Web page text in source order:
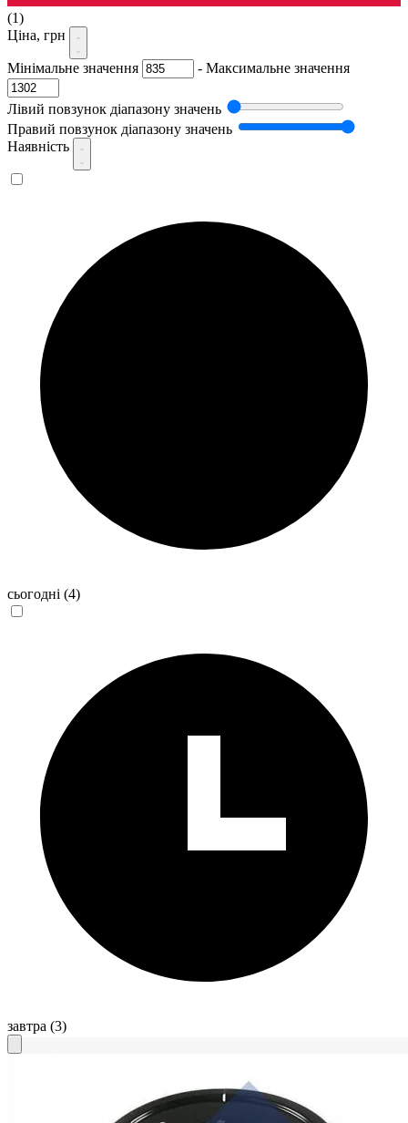
(1)
Ціна, грн
Мінімальне значення - Максимальне значення
Лівий повзунок діапазону значень
Правий повзунок діапазону значень
Наявність
сьогодні (4)
завтра (3)